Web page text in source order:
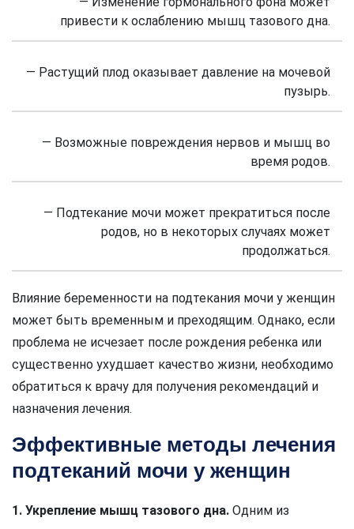
привести к ослаблению мышц тазового дна.
— Растущий плод оказывает давление на мочевой
пузырь.
— Возможные повреждения нервов и мышц во
время родов.
— Подтекание мочи может прекратиться после
родов, но в некоторых случаях может
продолжаться.
Влияние беременности на подтекания мочи у женщин
может быть временным и преходящим. Однако, если
проблема не исчезает после рождения ребенка или
существенно ухудшает качество жизни, необходимо
обратиться к врачу для получения рекомендаций и
назначения лечения.
Эффективные методы лечения
подтеканий мочи у женщин
1. Укрепление мышц тазового дна. Одним из